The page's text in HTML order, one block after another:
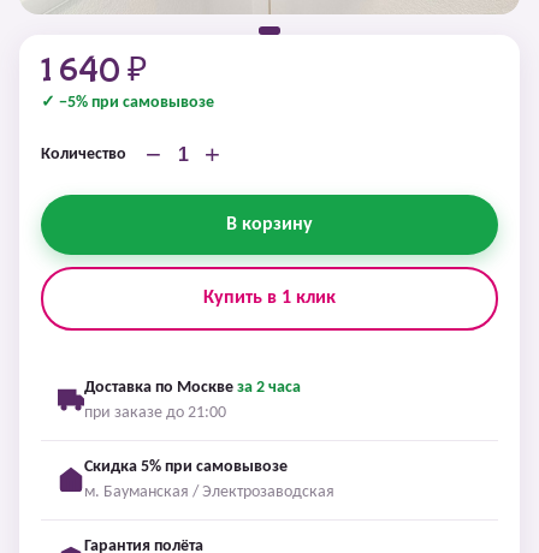
1 640 ₽
✓ −5% при самовывозе
Количество − +
В корзину
Купить в 1 клик
Доставка по Москве за 2 часа
при заказе до 21:00
Скидка 5% при самовывозе
м. Бауманская / Электрозаводская
Гарантия полёта